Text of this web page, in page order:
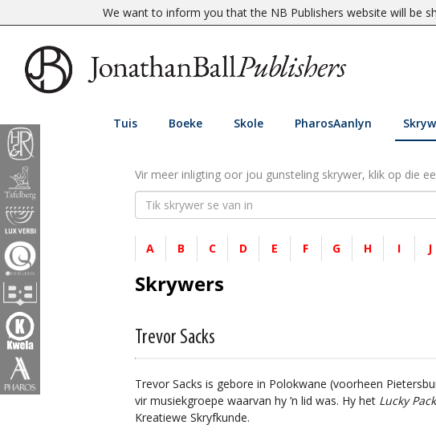
We want to inform you that the NB Publishers website will be
Tuis Boeke Skole PharosAanlyn
Vir meer inligting oor jou gunsteling skrywer, klik op die
A B C D E F G H I J
Skrywers
Trevor Sacks
Trevor Sacks is gebore in Polokwane (voorheen
vir musiekgroepe waarvan hy ’n lid was. Hy het Lucky
Kreatiewe Skryfkunde.